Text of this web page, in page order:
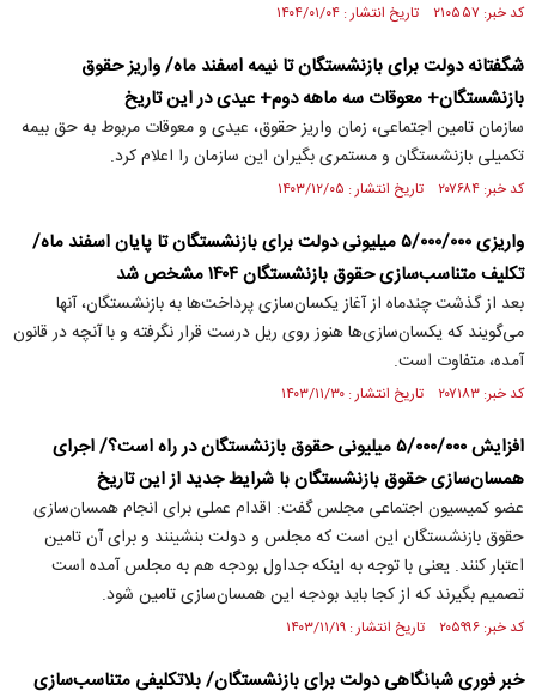
کد خبر: ۲۱۰۵۵۷ تاریخ انتشار : ۱۴۰۴/۰۱/۰۴
شگفتانه دولت برای بازنشستگان تا نیمه اسفند ماه/ واریز حقوق
بازنشستگان+ معوقات سه ماهه دوم+ عیدی در این تاریخ
سازمان تامین اجتماعی، زمان واریز حقوق، عیدی و معوقات مربوط به حق بیمه
تکمیلی بازنشستگان و مستمری بگیران این سازمان را اعلام کرد.
کد خبر: ۲۰۷۶۸۴ تاریخ انتشار : ۱۴۰۳/۱۲/۰۵
واریزی ۵/۰۰۰/۰۰۰ میلیونی دولت برای بازنشستگان تا پایان اسفند ماه/
تکلیف متناسب‌سازی حقوق بازنشستگان ۱۴۰۴ مشخص شد
بعد از گذشت چندماه از آغاز یکسان‌سازی پرداخت‌ها به بازنشستگان، آنها
می‌گویند که یکسان‌سازی‌ها هنوز روی ریل درست قرار نگرفته و با آنچه در قانون
آمده، متفاوت است.
کد خبر: ۲۰۷۱۸۳ تاریخ انتشار : ۱۴۰۳/۱۱/۳۰
افزایش ۵/۰۰۰/۰۰۰ میلیونی حقوق بازنشستگان در راه است؟/ اجرای
همسان‌سازی حقوق بازنشستگان با شرایط جدید از این تاریخ
عضو کمیسیون اجتماعی مجلس گفت: اقدام عملی برای انجام همسان‌سازی
حقوق بازنشستگان این است که مجلس و دولت بنشینند و برای آن تامین
اعتبار کنند. یعنی با توجه به اینکه جداول بودجه هم به مجلس آمده است
تصمیم بگیرند که از کجا باید بودجه این همسان‌سازی تامین شود.
کد خبر: ۲۰۵۹۹۶ تاریخ انتشار : ۱۴۰۳/۱۱/۱۹
خبر فوری شبانگاهی دولت برای بازنشستگان/ بلاتکلیفی متناسب‌سازی